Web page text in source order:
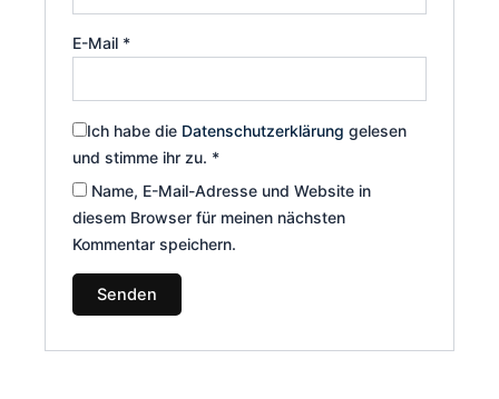
E-Mail *
Ich habe die Datenschutzerklärung gelesen
und stimme ihr zu. *
Name, E-Mail-Adresse und Website in
diesem Browser für meinen nächsten
Kommentar speichern.